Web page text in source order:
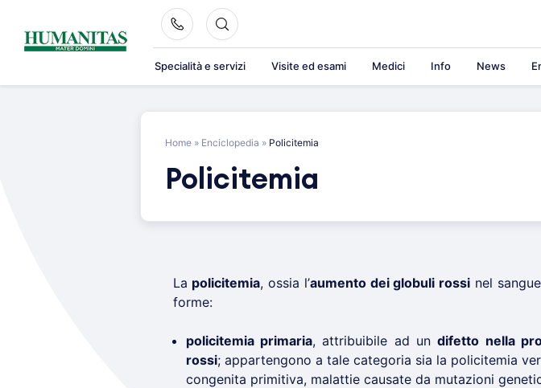
content
Specialità e servizi Visite ed esami Medici Info News
Home » Enciclopedia » Policitemia
Policitemia
La policitemia, ossia l’aumento dei globuli rossi nel
forme:
policitemia primaria, attribuibile ad undifetto nella
rossi; appartengono a tale categoria sia la policitemia
congenita primitiva, malattie causate da mutazioni